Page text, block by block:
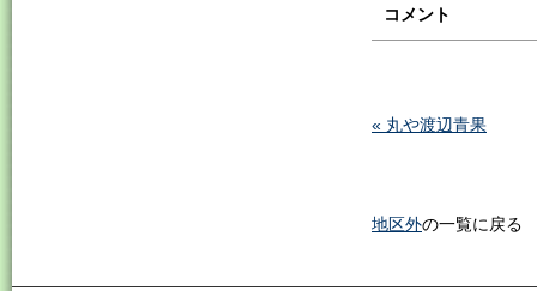
コメント
« 丸や渡辺青果
地区外の一覧に戻る